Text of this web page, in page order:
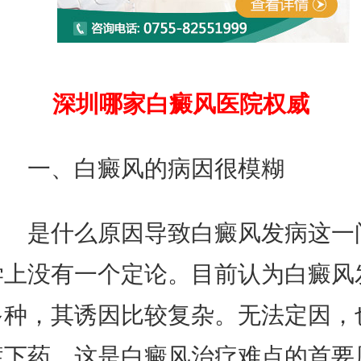
深圳哪家白癜风医院权威
、白癜风的病因很模糊
什么原因导致白癜风发病这一
没有一个定论。目前认为白癜风
，其诱因比较复杂。无法定因，